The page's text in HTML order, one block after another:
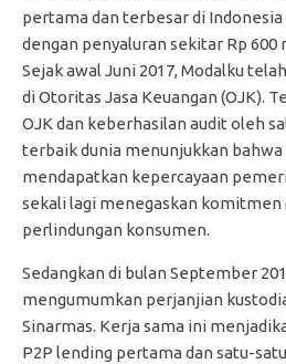
pertama dan terbesar di Indonesia
dengan penyaluran sekitar Rp 600
Sejak awal Juni 2017, Modalku
di Otoritas Jasa Keuangan (OJK).
OJK dan keberhasilan audit oleh
terbaik dunia menunjukkan
mendapatkan kepercayaan
sekali lagi menegaskan komitmen
perlindungan konsumen.
Sedangkan di bulan September
mengumumkan perjanjian
Sinarmas. Kerja sama ini
P2P lending pertama dan satu-